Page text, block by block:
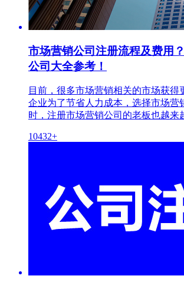
市场营销公司注册流程及费用
公司大全参考！
目前，很多市场营销相关的市场获得
企业为了节省人力成本，选择市场营
时，注册市场营销公司的老板也越来
10432+